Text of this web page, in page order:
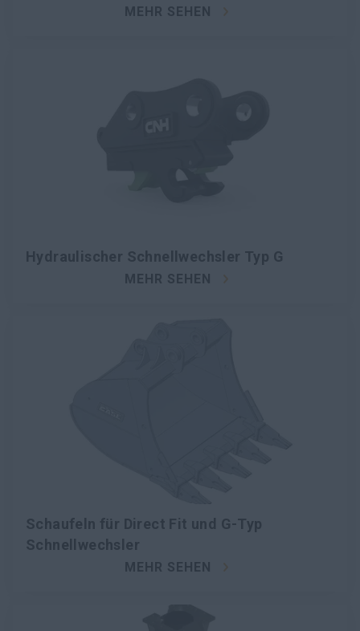
MEHR SEHEN
Hydraulischer Schnellwechsler Typ G
MEHR SEHEN
Schaufeln für Direct Fit und G-Typ
Schnellwechsler
MEHR SEHEN